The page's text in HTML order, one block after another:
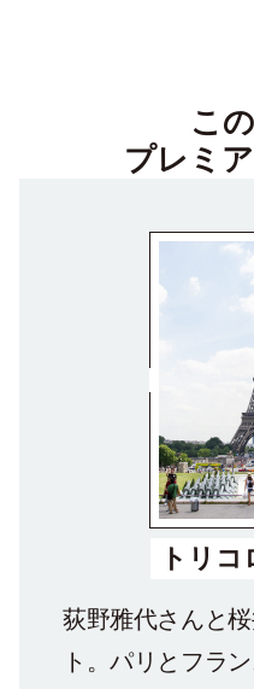
こ
プレミ
トリコ
荻野雅代さんと
ト。パリとフラ